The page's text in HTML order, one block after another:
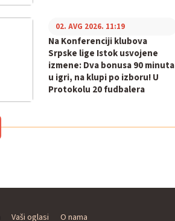
Na Konferenciji klubova
Srpske lige Istok usvojene
izmene: Dva bonusa 90 minuta
u igri, na klupi po izboru! U
Protokolu 20 fudbalera
02. AVG 2026. 11:19
Vaši oglasi O nama